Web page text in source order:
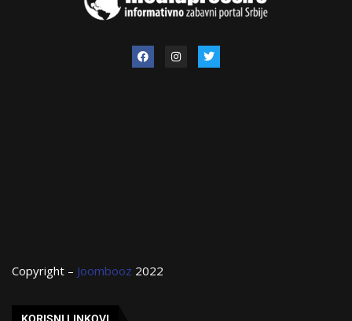
Copyright – Joombooz 2022